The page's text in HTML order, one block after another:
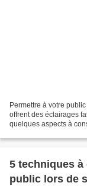
Permettre à votre
offrent des éclairages
quelques aspects à
5 techniques
public lors de